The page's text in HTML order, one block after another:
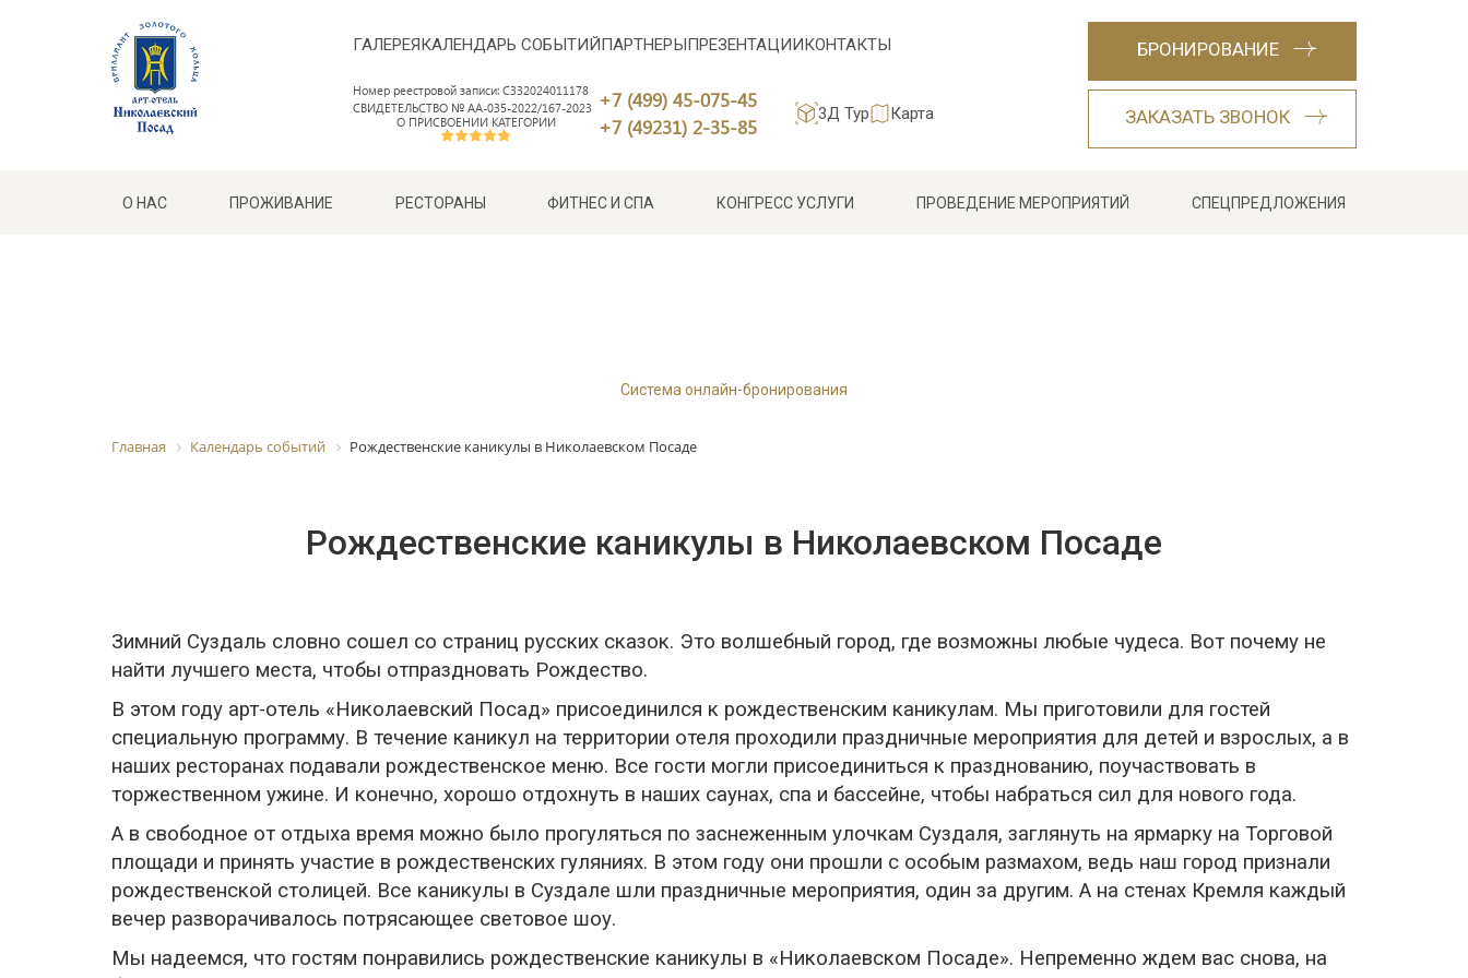
ГАЛЕРЕЯКАЛЕНДАРЬ СОБЫТИЙПАРТНЕРЫПРЕЗЕНТАЦИИКОНТАКТЫ
Номер реестровой записи: С332024011178
СВИДЕТЕЛЬСТВО № АА-035-2022/167-2023
О ПРИСВОЕНИИ КАТЕГОРИИ
+7 (499) 45-075-45
+7 (49231) 2-35-85
3Д Тур Карта
БРОНИРОВАНИЕ
ЗАКАЗАТЬ ЗВОНОК
О НАС ПРОЖИВАНИЕ РЕСТОРАНЫ ФИТНЕС И СПА КОНГРЕСС УСЛУГИ ПРОВЕДЕНИЕ МЕРОПРИЯТИЙ СПЕЦПРЕДЛОЖЕНИЯ
Система онлайн-бронирования
Главная Календарь событий Рождественские каникулы в Николаевском Посаде
Рождественские каникулы в Николаевском Посаде
Зимний Суздаль словно сошел со страниц русских сказок. Это волшебный город, где возможны любые чудеса. Вот почему не
найти лучшего места, чтобы отпраздновать Рождество.
В этом году арт-отель «Николаевский Посад» присоединился к рождественским каникулам. Мы приготовили для гостей
специальную программу. В течение каникул на территории отеля проходили праздничные мероприятия для детей и взрослых, а в
наших ресторанах подавали рождественское меню. Все гости могли присоединиться к празднованию, поучаствовать в
торжественном ужине. И конечно, хорошо отдохнуть в наших саунах, спа и бассейне, чтобы набраться сил для нового года.
А в свободное от отдыха время можно было прогуляться по заснеженным улочкам Суздаля, заглянуть на ярмарку на Торговой
площади и принять участие в рождественских гуляниях. В этом году они прошли с особым размахом, ведь наш город признали
рождественской столицей. Все каникулы в Суздале шли праздничные мероприятия, один за другим. А на стенах Кремля каждый
вечер разворачивалось потрясающее световое шоу.
Мы надеемся, что гостям понравились рождественские каникулы в «Николаевском Посаде». Непременно ждем вас снова, на